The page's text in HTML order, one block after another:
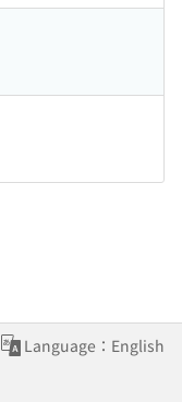
Language：English